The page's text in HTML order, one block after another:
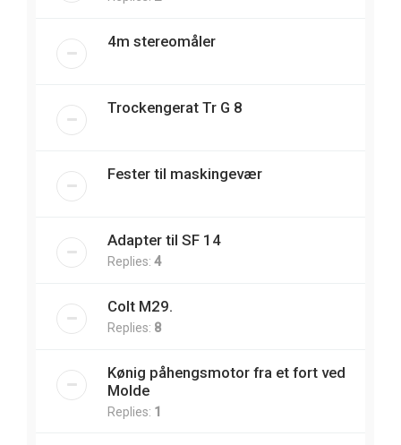
4m stereomåler
Trockengerat Tr G 8
Fester til maskingevær
Adapter til SF 14
Replies: 4
Colt M29.
Replies: 8
Kønig påhengsmotor fra et fort ved
Molde
Replies: 1